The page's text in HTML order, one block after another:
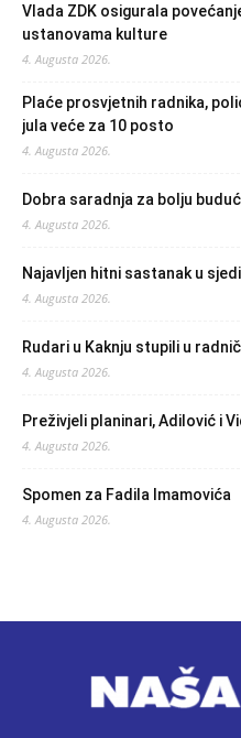
Vlada ZDK osigurala
ustanovama kulture
4. Augusta 2026.
Plaće prosvjetnih radnika,
jula veće za 10 posto
4. Augusta 2026.
Dobra saradnja za bolju
4. Augusta 2026.
Najavljen hitni sastanak u
4. Augusta 2026.
Rudari u Kaknju stupili u
4. Augusta 2026.
Preživjeli planinari, Adilović i
4. Augusta 2026.
Spomen za Fadila Imamovića
4. Augusta 2026.